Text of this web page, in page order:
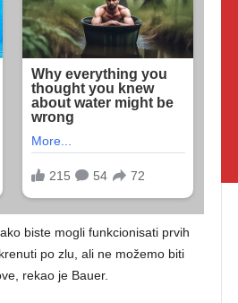
biste mogli funkcionisati prvih
po zlu, ali ne možemo biti
rekao je Bauer.